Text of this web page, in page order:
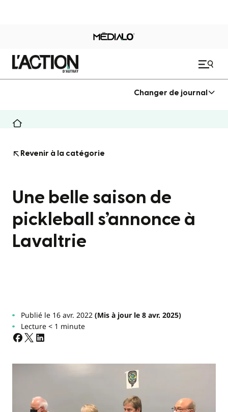
Changer de journal
Revenir à la catégorie
Une belle saison de
pickleball s’annonce à
Lavaltrie
Publié le 16 avr. 2022(Mis à jour le 8 avr. 2025)
Lecture < 1 minute